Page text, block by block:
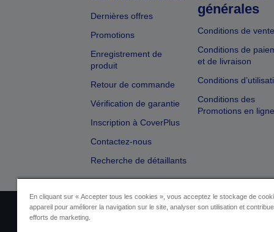
Dernières offres
Promotions
Enregistrement de
produit
Retour de commande
Vérification de garantie
Inscription à CoverPlus
Contactez-nous
Recherche de détaillants
générales
Conditions de vente
Conditions de
et de livraison
Conditions
Conditions des
Promotions en ligne
Identification du vendeur
En cliquant sur « Accepter tous les cookies », vous acceptez le stockage de
appareil pour améliorer la navigation sur le site, analyser son utilisation et
efforts de marketing.